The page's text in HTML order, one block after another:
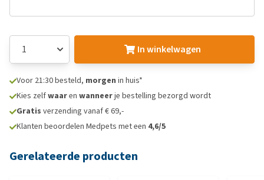
In winkelwagen
Voor 21:30 besteld, morgen in huis*
Kies zelfwaaren wanneerje bestelling bezorgd wordt
Gratis verzending vanaf € 69,-
Klanten beoordelen Medpets met een 4,6/5
Gerelateerde producten